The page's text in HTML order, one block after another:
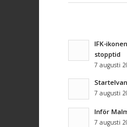
IFK-
stopptid
7 augusti
7 augusti
Inför
7 augusti